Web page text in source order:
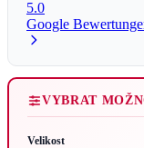
5.0
Google
VYBRAT
Velikost